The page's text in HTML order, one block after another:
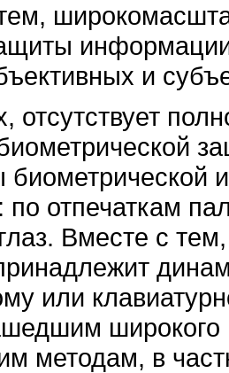
и
отсутствует
биометрической
по отпечаткам
Вместе с
или
методам, в